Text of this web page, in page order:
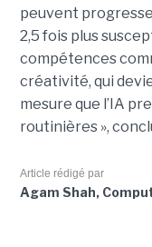
peuvent
2,5 fois plus
compétences
créativité, qui
mesure que l’IA
routinières »,
Article rédigé par
Agam Shah,